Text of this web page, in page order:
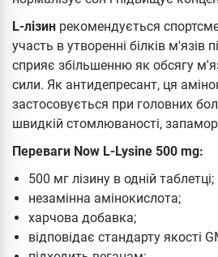
L-лізин рекомендується
участь в утворенні білків м'язів
сприяє збільшенню як обсягу
сили. Як антидепресант, ця
застосовується при головних
швидкій стомлюваності,
Переваги Now L-Lysine 500 mg:
500 мг лізину в одній таблетці;
незамінна амінокислота;
харчова добавка;
відповідає стандарту якості